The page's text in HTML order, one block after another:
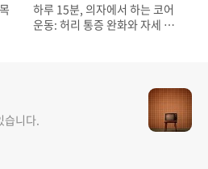
하루 15분, 의자에서 하는 코어
운동: 허리 통증 완화와 자세 교
습니다.